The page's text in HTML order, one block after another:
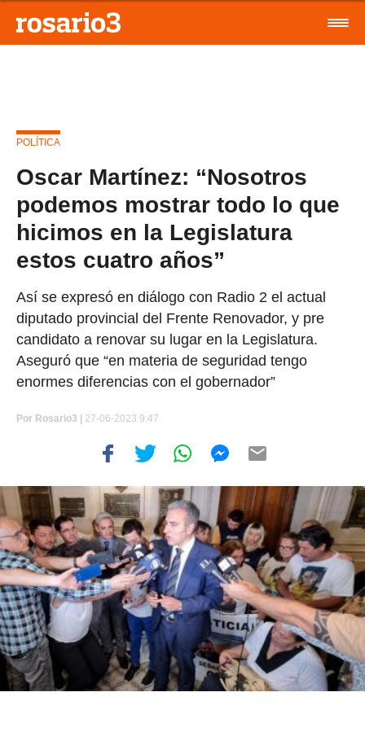
POLÍTICA
Oscar Martínez: “Nosotros
podemos mostrar todo lo que
hicimos en la Legislatura
estos cuatro años”
Así se expresó en diálogo con Radio 2 el actual
diputado provincial del Frente Renovador, y pre
candidato a renovar su lugar en la Legislatura.
Aseguró que “en materia de seguridad tengo
enormes diferencias con el gobernador”
Por Rosario3 | 27-06-2023 9:47